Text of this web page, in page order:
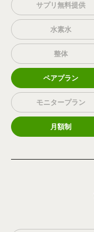
サプリ無料提供
水素水
整体
ペアプラン
モニタープラン
月額制